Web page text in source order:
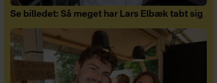
Se billedet: Så meget har Lars Elbæk tabt sig